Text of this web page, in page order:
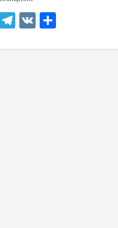
Telegram
VK